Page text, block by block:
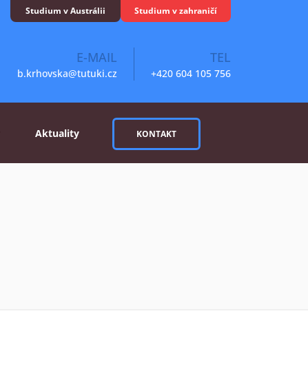
Studium v Austrálii Studium v zahraničí
E-MAIL
b.krhovska@tutuki.cz
TEL
+420 604 105 756
Aktuality KONTAKT